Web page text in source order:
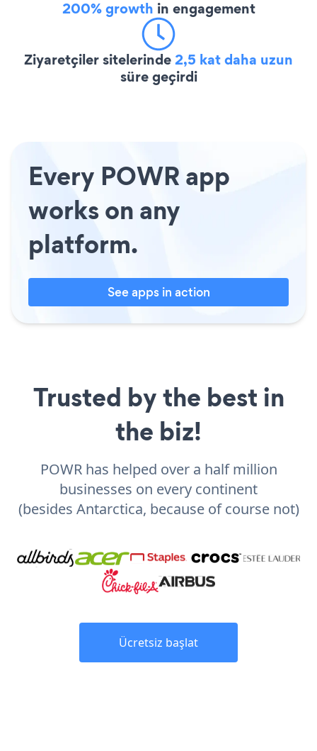
200% growth in engagement
Ziyaretçiler sitelerinde2,5 kat daha uzun
süre geçirdi
Every POWR app
works on any
platform.
See apps in action
Trusted by the best in
the biz!
POWR has helped over a half million
businesses on every continent
(besides Antarctica, because of course not)
Ücretsiz başlat